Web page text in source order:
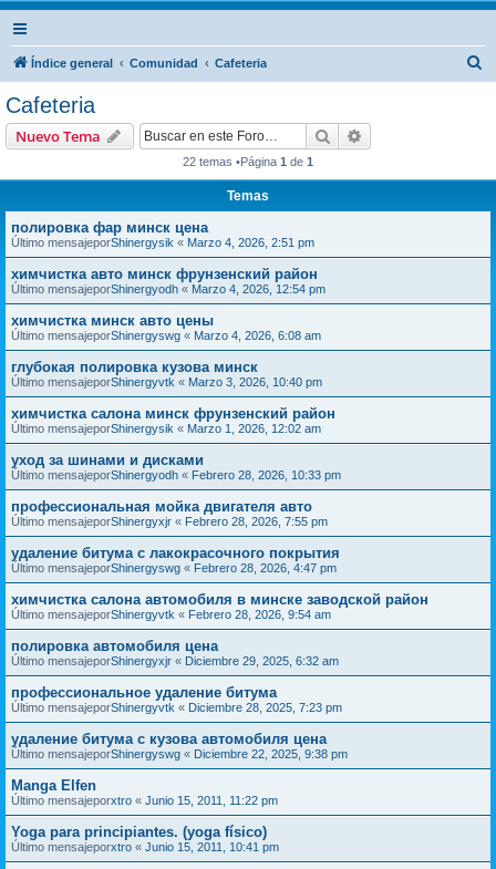
Índice general Comunidad Cafeteria
Cafeteria
Nuevo Tema Buscar
22 temas •Página 1 de 1
Temas
полировка фар минск цена
Último mensajeporShinergysik « Marzo 4, 2026, 2:51 pm
химчистка авто минск фрунзенский район
Último mensajeporShinergyodh « Marzo 4, 2026, 12:54 pm
химчистка минск авто цены
Último mensajeporShinergyswg « Marzo 4, 2026, 6:08 am
глубокая полировка кузова минск
Último mensajeporShinergyvtk « Marzo 3, 2026, 10:40 pm
химчистка салона минск фрунзенский район
Último mensajeporShinergysik « Marzo 1, 2026, 12:02 am
уход за шинами и дисками
Último mensajeporShinergyodh « Febrero 28, 2026, 10:33 pm
профессиональная мойка двигателя авто
Último mensajeporShinergyxjr « Febrero 28, 2026, 7:55 pm
удаление битума с лакокрасочного покрытия
Último mensajeporShinergyswg « Febrero 28, 2026, 4:47 pm
химчистка салона автомобиля в минске заводской район
Último mensajeporShinergyvtk « Febrero 28, 2026, 9:54 am
полировка автомобиля цена
Último mensajeporShinergyxjr « Diciembre 29, 2025, 6:32 am
профессиональное удаление битума
Último mensajeporShinergyvtk « Diciembre 28, 2025, 7:23 pm
удаление битума с кузова автомобиля цена
Último mensajeporShinergyswg « Diciembre 22, 2025, 9:38 pm
Manga Elfen
Último mensajeporxtro « Junio 15, 2011, 11:22 pm
Yoga para principiantes. (yoga físico)
Último mensajeporxtro « Junio 15, 2011, 10:41 pm